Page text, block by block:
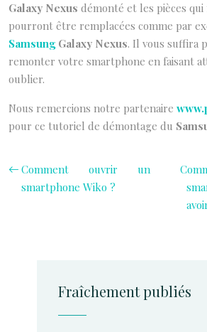
Galaxy Nexus démonté et les pièces
pourront être remplacées comme par
SamsungGalaxy Nexus. Il vous suffira
remonter votre smartphone en faisant
oublier.
Nous remercions notre partenaire
pour ce tutoriel de démontage du
Comment ouvrir un
smartphone Wiko ?
Fraîchement publiés